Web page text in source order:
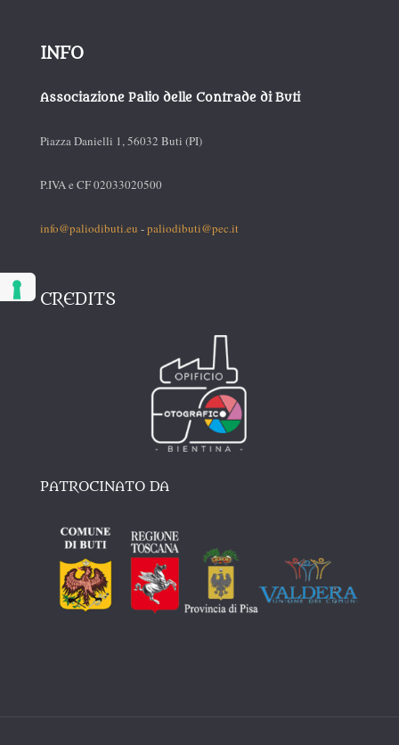
INFO
Associazione Palio delle Contrade di Buti
Piazza Danielli 1, 56032 Buti (PI)
P.IVA e CF 02033020500
info@paliodibuti.eu -paliodibuti@pec.it
CREDITS
PATROCINATO DA